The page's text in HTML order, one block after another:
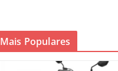
Mais Populares